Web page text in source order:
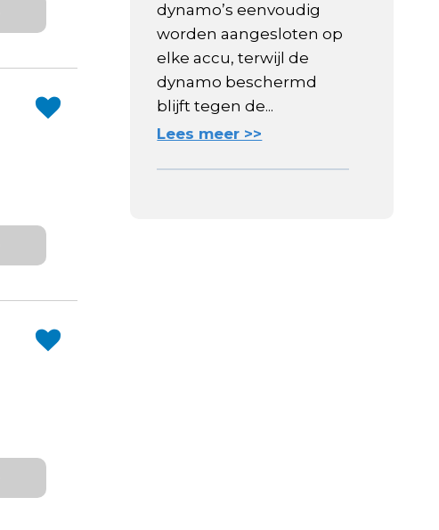
dynamo’s eenvoudig
worden aangesloten op
elke accu, terwijl de
dynamo beschermd
blijft tegen de...
Lees meer >>